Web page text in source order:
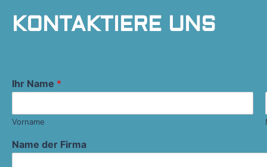
KONTAKTIERE UNS
Ihr Name *
Vorname
Name der Firma